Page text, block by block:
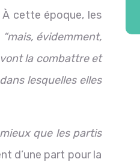
À cette époque, les
“mais, évidemment,
vont la combattre et
lesquelles elles
que les partis
d’une part pour la